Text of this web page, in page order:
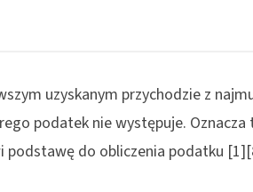
uzyskanym przychodzie z
podatek nie występuje. Oznacza
podstawę do obliczenia podatku